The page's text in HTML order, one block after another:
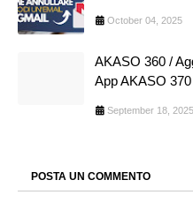
October 04, 2025
AKASO 360 /
App AKASO
September 18, 2025
POSTA UN COMMENTO